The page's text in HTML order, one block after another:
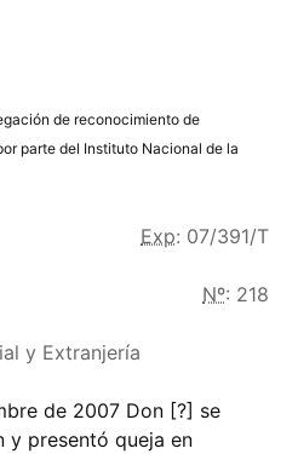
de reconocimiento de
parte del Instituto Nacional de la
Exp: 07/391/T
Nº: 218
y Extranjería
de 2007 Don [?] se
y presentó queja en